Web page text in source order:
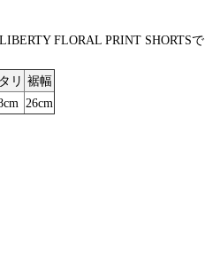
FLORAL PRINT SHORTSで
リ 裾幅
26cm